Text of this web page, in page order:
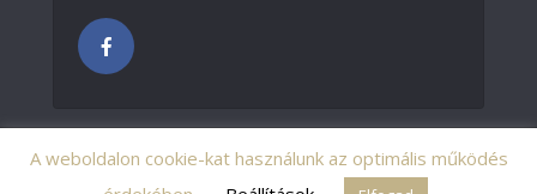
© pestcentrum.hu - Minden jog fenntartva.
A weboldalon cookie-kat használunk az optimális működés